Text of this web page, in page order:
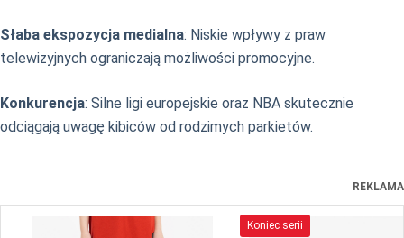
Słaba ekspozycja medialna: Niskie wpływy z praw
telewizyjnych ograniczają możliwości promocyjne.
Konkurencja: Silne ligi europejskie oraz NBA skutecznie
odciągają uwagę kibiców od rodzimych parkietów.
REKLAMA
Koniec serii